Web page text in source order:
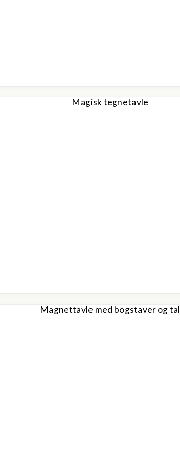
Magisk tegnetavle
Magnettavle med bogstaver og tal